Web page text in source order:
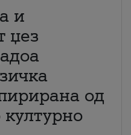
и
џез
од